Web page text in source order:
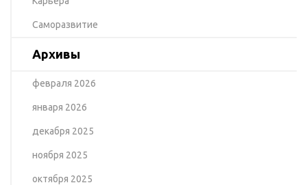
Саморазвитие
Архивы
февраля 2026
января 2026
декабря 2025
ноября 2025
октября 2025